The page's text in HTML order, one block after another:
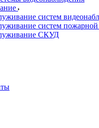
систем
систем пожарной
СКУД